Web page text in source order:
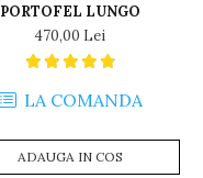
PORTOFEL LUNGO
470,00 Lei
LA COMANDA
ADAUGA IN COS